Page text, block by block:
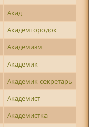
Акад
Академгородок
Академизм
Академик
Академик-секретарь
Академист
Академистка